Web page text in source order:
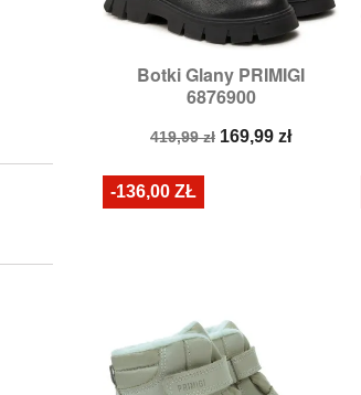
Botki Glany PRIMIGI
6876900
Cena
419,99 zł Cena
169,99 zł
Szybki podgląd
Rozmiary:34
-136,00 ZŁ